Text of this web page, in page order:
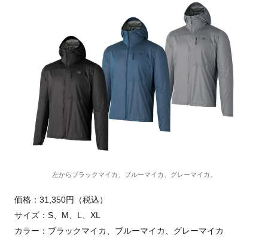
左からブラックマイカ、ブルーマイカ、グレーマイカ。
価格：31,350円（税込）
サイズ：S、M、L、XL
カラー：ブラックマイカ、ブルーマイカ、グレーマイカ